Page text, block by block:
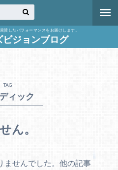
賛したパフォーマンスをお届けします。
ビジョンブログ
TAG
ィック
ん。
ませんでした。他の記事